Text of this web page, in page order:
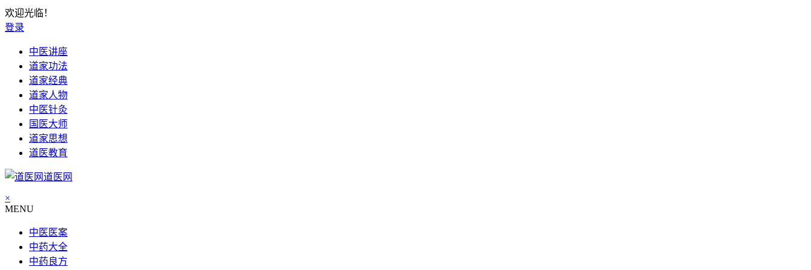
欢迎光临！
登录
中医讲座
道家功法
道家经典
道家人物
中医针灸
国医大师
道家思想
道医教育
道医网
×
MENU
中医医案
中药大全
中药良方